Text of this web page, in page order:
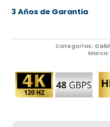
3 Años de Garantia
Categorías:
Marca: